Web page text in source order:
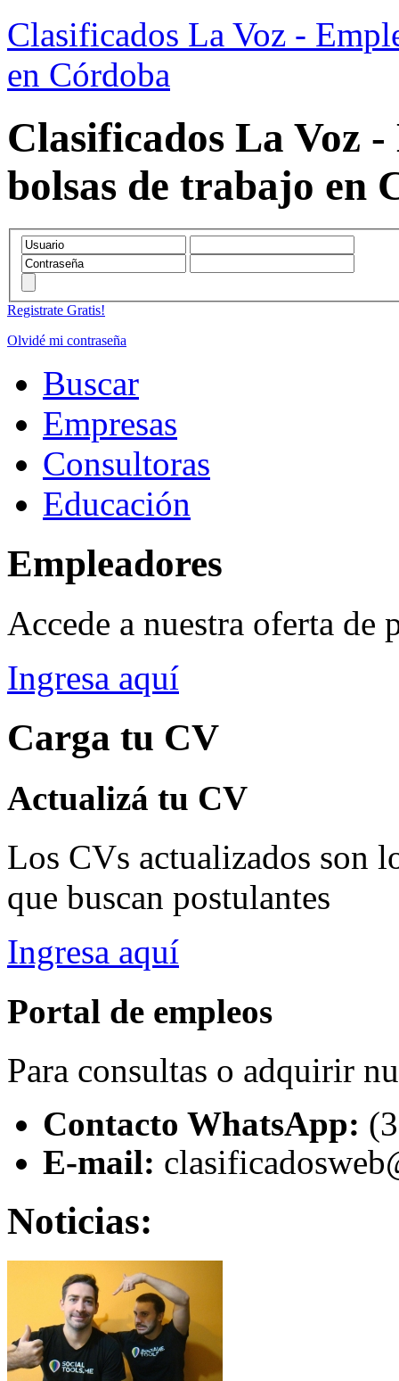
Clasificados La Voz -
en Córdoba
Clasificados La Voz
bolsas de trabajo en
Registrate Gratis!
Olvidé mi contraseña
Buscar
Empresas
Consultoras
Educación
Empleadores
Accede a nuestra oferta de
Ingresa aquí
Carga tu CV
Actualizá tu CV
Los CVs actualizados son
que buscan postulantes
Ingresa aquí
Portal de empleos
Para consultas o adquirir
Contacto WhatsApp:
E-mail:
Noticias: